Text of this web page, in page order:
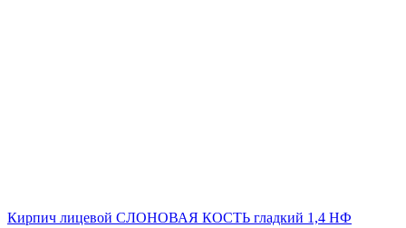
Кирпич лицевой СЛОНОВАЯ КОСТЬ гладкий 1,4 НФ